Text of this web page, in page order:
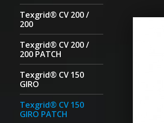
Texgrid® CV 200 /
200
Texgrid® CV 200 /
200 PATCH
Texgrid® CV 150
GIRO
Texgrid® CV 150
GIRO PATCH